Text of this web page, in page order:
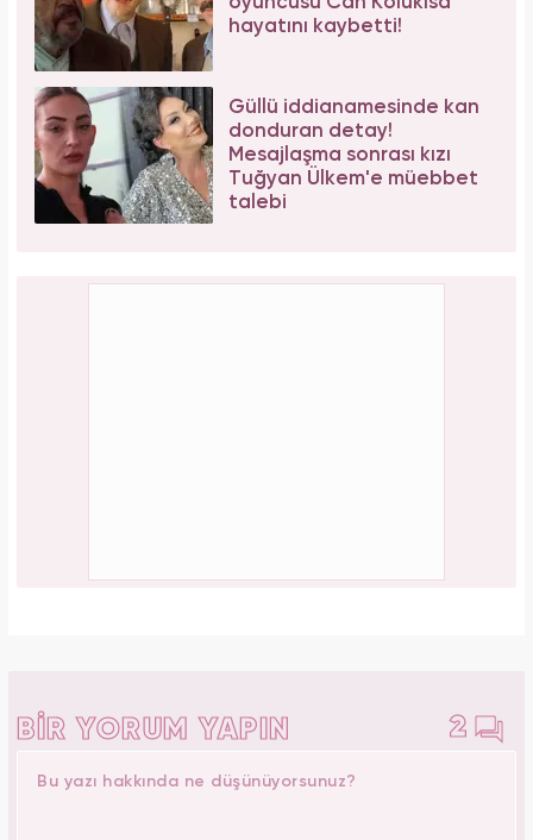
hayatını kaybetti!
Güllü iddianamesinde kan
donduran detay!
Mesajlaşma sonrası kızı
Tuğyan Ülkem'e müebbet
talebi
BİR YORUM YAPIN 2